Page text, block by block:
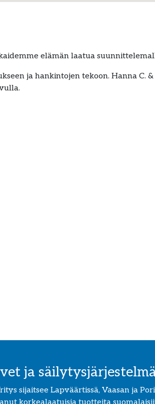
elämän laatua
ja hankintojen tekoon. Hanna C.
ja
sijaitsee Lapväärtissä, Vaasan ja